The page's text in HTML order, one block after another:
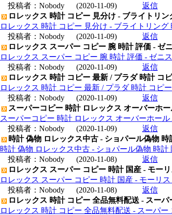
投稿者： Nobody (2020-11-09)
返信
ロレックス 時計 コピー 見分け - ブライトリ
ロレックス 時計 コピー 見分け - ブライトリング
投稿者： Nobody (2020-11-09)
返信
ロレックス スーパー コピー 腕 時計 評価 - ゼ
ロレックス スーパー コピー 腕 時計 評価 - ゼニ
投稿者： Nobody (2020-11-09)
返信
ロレックス 時計 コピー 最新 / プラダ 時計 コ
ロレックス 時計 コピー 最新 / プラダ 時計 コピ
投稿者： Nobody (2020-11-09)
返信
スーパーコピー 時計 ロレックス オーバーホ
スーパーコピー 時計 ロレックス オーバーホー
投稿者： Nobody (2020-11-09)
返信
時計 偽物 ロレックス中古 - ショパール偽物 時
時計 偽物 ロレックス中古 - ショパール偽物 時計
投稿者： Nobody (2020-11-08)
返信
ロレックス スーパー コピー 時計 国産 - モー
ロレックス スーパー コピー 時計 国産 - モーリ
投稿者： Nobody (2020-11-08)
返信
ロレックス 時計 コピー 全品無料配送 - スー
ロレックス 時計 コピー 全品無料配送 - スーパ